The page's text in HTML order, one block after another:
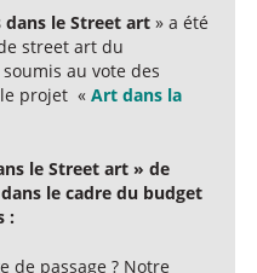
dans le Street art » a été
street art du
au vote des
le projet « Art dans la
le Street art » de
le cadre du budget
:
de passage ? Notre